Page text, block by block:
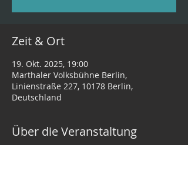
Zeit & Ort
19. Okt. 2025, 19:00
Marthaler Volksbühne Berlin,
Linienstraße 227, 10178 Berlin,
Deutschland
Über die Veranstaltung